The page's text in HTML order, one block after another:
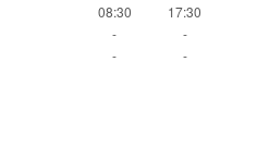
08:30
17:30
-
-
- -